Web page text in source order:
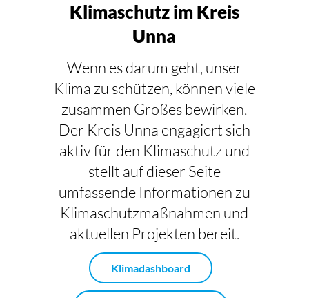
Klimaschutz im Kreis
Unna
Wenn es darum geht, unser
Klima zu schützen, können viele
zusammen Großes bewirken.
Der Kreis Unna engagiert sich
aktiv für den Klimaschutz und
stellt auf dieser Seite
umfassende Informationen zu
Klimaschutzmaßnahmen und
aktuellen Projekten bereit.
Klimadashboard